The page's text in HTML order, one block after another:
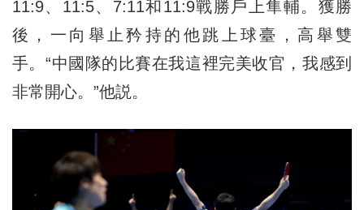
11:9、11:5、7:11和11:9戰勝戶上隼輔。獲勝
後，一向舉止矜持的他跳上球臺，高舉雙
手。“中國隊的比賽在我這裡完美收官，我感到
非常開心。”他説。